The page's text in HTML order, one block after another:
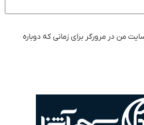
من در مرورگر برای زمانی که دوباره